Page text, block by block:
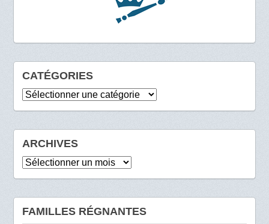
CATÉGORIES
Catégories
ARCHIVES
Archives
FAMILLES RÉGNANTES